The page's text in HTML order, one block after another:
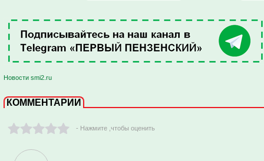
Новости smi2.ru
КОММЕНТАРИИ
- Нажмите ,чтобы оценить